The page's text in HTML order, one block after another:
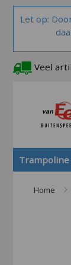
Let op:
Veel
Trampoline
Home